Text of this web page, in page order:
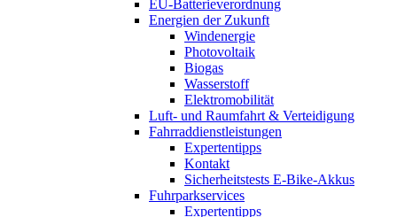
EU-Batterieverordnung
Energien der Zukunft
Windenergie
Photovoltaik
Biogas
Wasserstoff
Elektromobilität
Luft- und Raumfahrt & Verteidigung
Fahrraddienstleistungen
Expertentipps
Kontakt
Sicherheitstests E-Bike-Akkus
Fuhrparkservices
Expertentipps